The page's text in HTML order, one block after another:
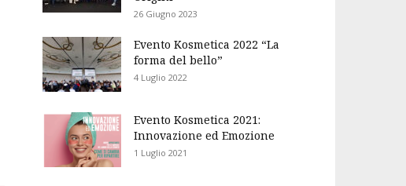
26 Giugno 2023
Evento Kosmetica 2022 “La
forma del bello”
4 Luglio 2022
Evento Kosmetica 2021:
Innovazione ed Emozione
1 Luglio 2021